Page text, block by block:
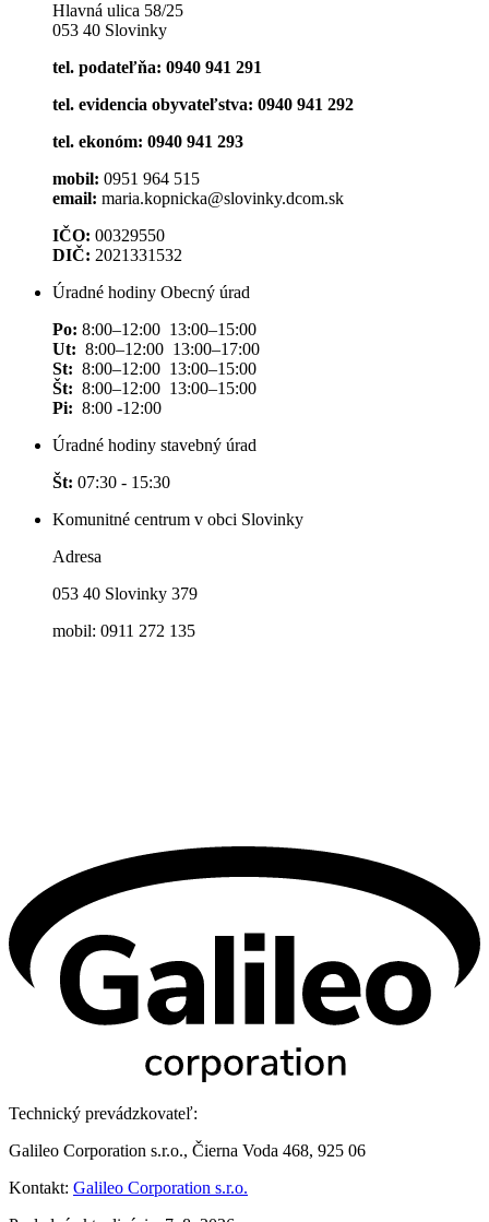
Hlavná ulica 58/25
053 40 Slovinky
tel. podateľňa: 0940 941 291
tel. evidencia obyvateľstva: 0940 941 292
tel. ekonóm: 0940 941 293
mobil: 0951 964 515
email: maria.kopnicka@slovinky.dcom.sk
IČO: 00329550
DIČ: 2021331532
Úradné hodiny Obecný úrad
Po: 8:00–12:00 13:00–15:00
Ut: 8:00–12:00 13:00–17:00
St: 8:00–12:00 13:00–15:00
Št: 8:00–12:00 13:00–15:00
Pi: 8:00 -12:00
Úradné hodiny stavebný úrad
Št: 07:30 - 15:30
Komunitné centrum v obci Slovinky
Adresa
053 40 Slovinky 379
mobil: 0911 272 135
Technický prevádzkovateľ:
Galileo Corporation s.r.o., Čierna Voda 468, 925 06
Kontakt: Galileo Corporation s.r.o.